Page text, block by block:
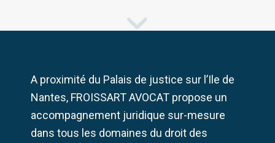
A proximité du Palais de justice sur l’Ile de
Nantes, FROISSART AVOCAT propose un
accompagnement juridique sur-mesure
dans tous les domaines du droit des